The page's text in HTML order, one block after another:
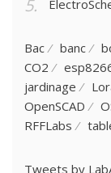
Bac banc
CO2
jardinage
OpenSCAD
RFFLabs
Tweets by